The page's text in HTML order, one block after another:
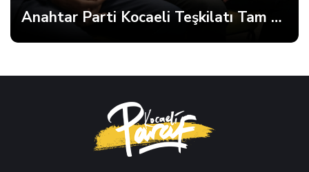
Anahtar Parti Kocaeli Teşkilatı Tam Kadro Toplandı